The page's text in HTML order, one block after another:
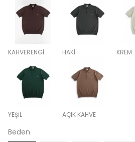
KAHVERENGİ HAKİ KREM
YEŞİL AÇIK KAHVE
Beden